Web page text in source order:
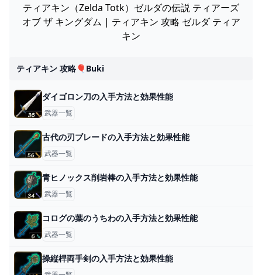
ティアキン（Zelda Totk）ゼルダの伝説 ティアーズ
オブ ザ キングダム | ティアキン 攻略 ゼルダ ティア
キン
ティアキン 攻略🎈buki
ダイゴロン刀の入手方法と効果性能
武器一覧
古代の刃ブレードの入手方法と効果性能
武器一覧
青ヒノックス削岩棒の入手方法と効果性能
武器一覧
コログの葉のうちわの入手方法と効果性能
武器一覧
操縦桿両手剣の入手方法と効果性能